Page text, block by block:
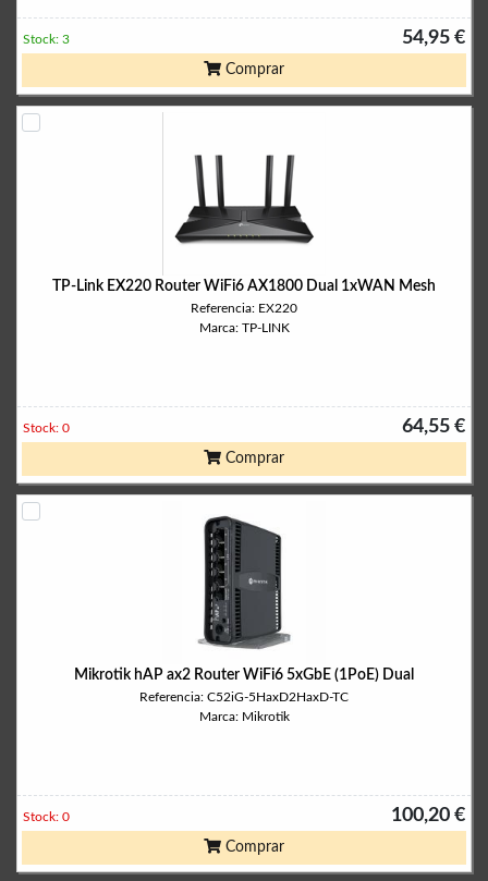
54,95 €
Stock: 3
Comprar
TP-Link EX220 Router WiFi6 AX1800 Dual 1xWAN Mesh
Referencia: EX220
Marca: TP-LINK
64,55 €
Stock: 0
Comprar
Mikrotik hAP ax2 Router WiFi6 5xGbE (1PoE) Dual
Referencia: C52iG-5HaxD2HaxD-TC
Marca: Mikrotik
100,20 €
Stock: 0
Comprar